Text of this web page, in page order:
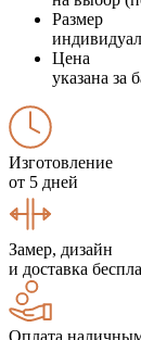
Размер
Цена
указана за
Изготовление
от 5 дней
Замер, дизайн
и доставка
Оплата